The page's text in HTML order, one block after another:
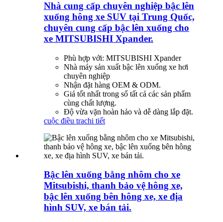
Nhà cung cấp chuyên nghiệp bậc lên
xuống hông xe SUV tại Trung Quốc,
chuyên cung cấp bậc lên xuống cho
xe MITSUBISHI Xpander.
Phù hợp với: MITSUBISHI Xpander
Nhà máy sản xuất bậc lên xuống xe hơi
chuyên nghiệp
Nhận đặt hàng OEM & ODM.
Giá tốt nhất trong số tất cả các sản phẩm
cùng chất lượng.
Độ vừa vặn hoàn hảo và dễ dàng lắp đặt.
cuộc điều trachi tiết
Bậc lên xuống bằng nhôm cho xe
Mitsubishi, thanh bảo vệ hông xe,
bậc lên xuống bên hông xe, xe địa
hình SUV, xe bán tải.